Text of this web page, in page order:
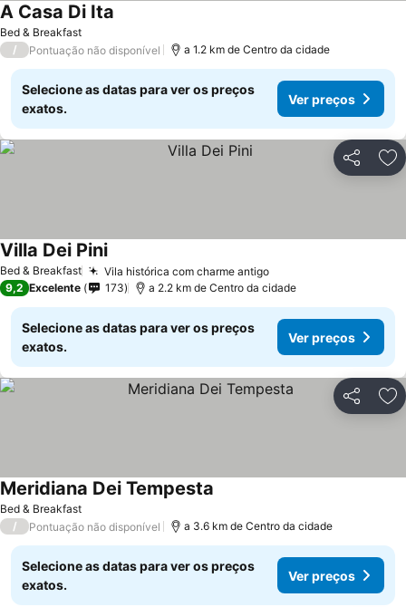
Bed & Breakfast
A Casa Di Ita
/ Pontuação não disponível a 1.2 km de Centro da cidade
Selecione as datas para ver os preços
exatos.
Ver preços
Partilhar
Bed & Breakfast Vila histórica com charme antigoVer preços
Villa Dei PiniVer preços
9,2 Excelente 173 a 2.2 km de Centro da cidade
Selecione as datas para ver os preços
exatos.
Ver preços
Partilhar
Bed & Breakfast
Meridiana Dei Tempesta
/ Pontuação não disponível a 3.6 km de Centro da cidade
Selecione as datas para ver os preços
exatos.
Ver preços